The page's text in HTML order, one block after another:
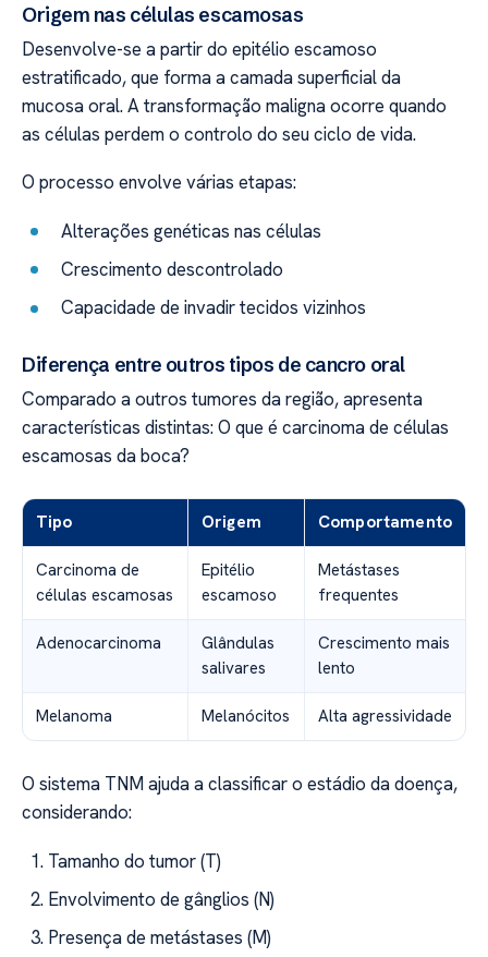
Origem nas células escamosas
Desenvolve-se a partir do epitélio escamoso
estratificado, que forma a camada superficial da
mucosa oral. A transformação maligna ocorre quando
as células perdem o controlo do seu ciclo de vida.
O processo envolve várias etapas:
Alterações genéticas nas células
Crescimento descontrolado
Capacidade de invadir tecidos vizinhos
Diferença entre outros tipos de cancro oral
Comparado a outros tumores da região, apresenta
características distintas: O que é carcinoma de células
escamosas da boca?
Tipo Origem Comportamento
Carcinoma de
células escamosas
Epitélio
escamoso
Metástases
frequentes
Adenocarcinoma
Glândulas
salivares
Crescimento mais
lento
Melanoma Melanócitos Alta agressividade
O sistema TNM ajuda a classificar o estádio da doença,
considerando:
Tamanho do tumor (T)
Envolvimento de gânglios (N)
Presença de metástases (M)